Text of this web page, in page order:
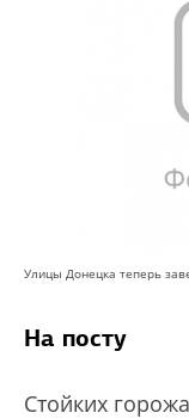
Улицы Донецка теперь
На посту
Стойких